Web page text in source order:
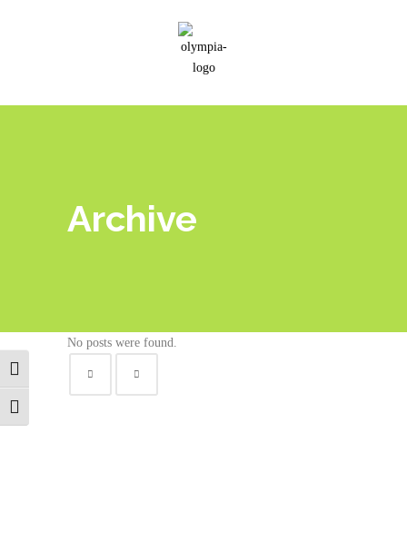
Εναλλαγή Υψηλής Αντίθεσης
Εναλλαγή Μεγέθους Γραμμάτων
Archive
No posts were found.